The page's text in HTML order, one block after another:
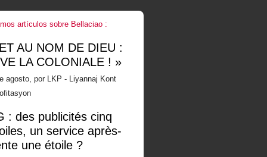
artículos sobre Bellaciao :
AU NOM DE DIEU :
LA COLONIALE ! »
agosto, por LKP - Liyannaj Kont
: des publicités cinq
un service après-
une étoile ?